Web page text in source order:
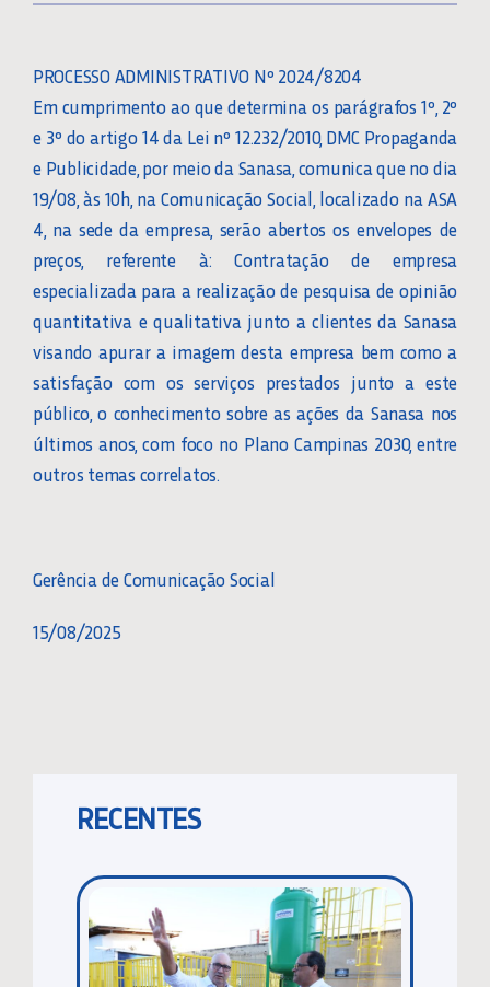
PROCESSO ADMINISTRATIVO Nº 2024/8204
Em cumprimento ao que determina os parágrafos 1º, 2º
e 3º do artigo 14 da Lei nº 12.232/2010, DMC Propaganda
e Publicidade, por meio da Sanasa, comunica que no dia
19/08, às 10h, na Comunicação Social, localizado na ASA
4, na sede da empresa, serão abertos os envelopes de
preços, referente à: Contratação de empresa
especializada para a realização de pesquisa de opinião
quantitativa e qualitativa junto a clientes da Sanasa
visando apurar a imagem desta empresa bem como a
satisfação com os serviços prestados junto a este
público, o conhecimento sobre as ações da Sanasa nos
últimos anos, com foco no Plano Campinas 2030, entre
outros temas correlatos.
Gerência de Comunicação Social
15/08/2025
RECENTES